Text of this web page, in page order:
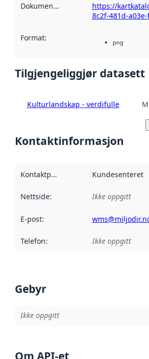
Dokumentasjon
https://
8c2f-481d-
Format: png
Tilgjengeliggjør datasett
Kulturlandskap - verdifulle
Kontaktinformasjon
Kontaktpunkt Kundesenteret
Nettside: Ikke oppgitt
E-post:
Telefon: Ikke oppgitt
Gebyr
Ikke oppgitt
Om API-et